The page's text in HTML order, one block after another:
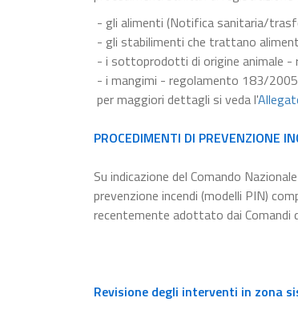
- gli alimenti (Notifica sanitaria/
- gli stabilimenti che trattano
- i sottoprodotti di origine animale -
- i mangimi - regolamento 183/2005
per maggiori dettagli si veda l'
PROCEDIMENTI DI PREVENZIONE
Su indicazione del Comando
prevenzione incendi (modelli PIN)
recentemente adottato dai Comandi
Revisione degli interventi in zona